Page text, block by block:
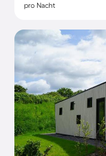
pro Nacht